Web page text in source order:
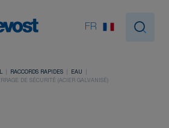
FR
RACCORDS RAPIDES
EAU
DE SÉCURITÉ (ACIER GALVANISÉ)